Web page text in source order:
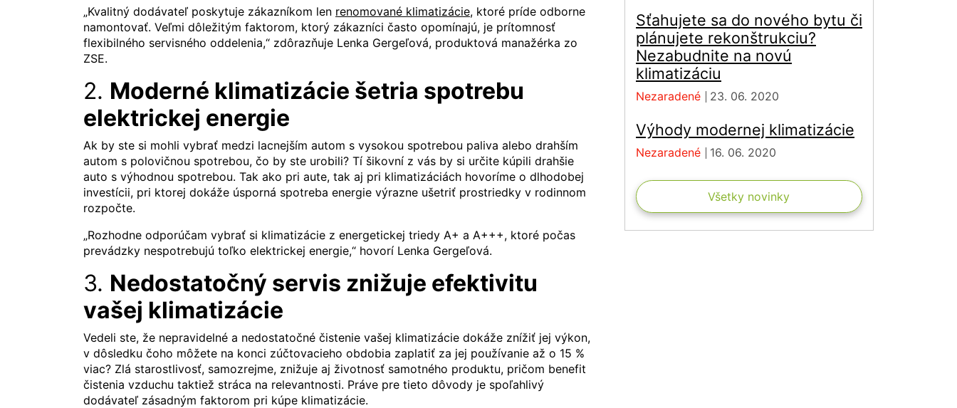
„Kvalitný dodávateľ poskytuje zákazníkom len renomované klimatizácie, ktoré príde odborne
namontovať. Veľmi dôležitým faktorom, ktorý zákazníci často opomínajú, je prítomnosť
flexibilného servisného oddelenia,“ zdôrazňuje Lenka Gergeľová, produktová manažérka zo
ZSE.
2. Moderné klimatizácie šetria spotrebu
elektrickej energie
Ak by ste si mohli vybrať medzi lacnejším autom s vysokou spotrebou paliva alebo drahším
autom s polovičnou spotrebou, čo by ste urobili? Tí šikovní z vás by si určite kúpili drahšie
auto s výhodnou spotrebou. Tak ako pri aute, tak aj pri klimatizáciách hovoríme o dlhodobej
investícii, pri ktorej dokáže úsporná spotreba energie výrazne ušetriť prostriedky v rodinnom
rozpočte.
„Rozhodne odporúčam vybrať si klimatizácie z energetickej triedy A+ a A+++, ktoré počas
prevádzky nespotrebujú toľko elektrickej energie,“ hovorí Lenka Gergeľová.
3. Nedostatočný servis znižuje efektivitu
vašej klimatizácie
Vedeli ste, že nepravidelné a nedostatočné čistenie vašej klimatizácie dokáže znížiť jej výkon,
v dôsledku čoho môžete na konci zúčtovacieho obdobia zaplatiť za jej používanie až o 15 %
viac? Zlá starostlivosť, samozrejme, znižuje aj životnosť samotného produktu, pričom benefit
čistenia vzduchu taktiež stráca na relevantnosti. Práve pre tieto dôvody je spoľahlivý
dodávateľ zásadným faktorom pri kúpe klimatizácie.
Sťahujete sa do nového bytu či
plánujete rekonštrukciu?
Nezabudnite na novú
klimatizáciu
Nezaradené 23. 06. 2020
Výhody modernej klimatizácie
Nezaradené 16. 06. 2020
Všetky novinky